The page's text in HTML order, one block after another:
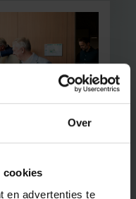
Over
cookies
en advertenties te
2024: groei,